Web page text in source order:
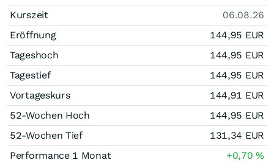
Kurszeit
06.08.26
Eröffnung
144,95 EUR
Tageshoch
144,95 EUR
Tagestief
144,95 EUR
Vortageskurs
144,91 EUR
52-Wochen Hoch
144,95 EUR
52-Wochen Tief
131,34 EUR
Performance 1 Monat
+0,70%